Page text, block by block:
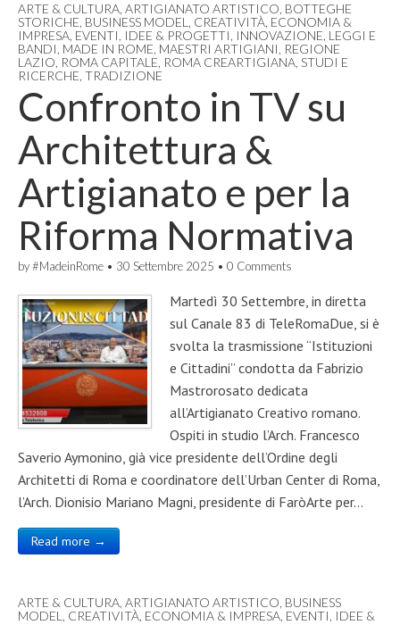
ARTE & CULTURA ARTIGIANATO ARTISTICO BOTTEGHE
STORICHE BUSINESS MODEL CREATIVITÀ ECONOMIA &
IMPRESA EVENTI IDEE & PROGETTI INNOVAZIONE LEGGI E
BANDI MADE IN ROME MAESTRI ARTIGIANI REGIONE
LAZIO ROMA CAPITALE ROMA CREARTIGIANA STUDI E
RICERCHE TRADIZIONE
Confronto in TV su
Architettura &
Artigianato e per la
Riforma Normativa
by#MadeinRome • 30 Settembre 2025 • 0 Comments
Martedì 30 Settembre, in diretta
sul Canale 83 di TeleRomaDue, si è
svolta la trasmissione “Istituzioni
e Cittadini” condotta da Fabrizio
Mastrorosato dedicata
all’Artigianato Creativo romano.
Ospiti in studio l’Arch. Francesco
Saverio Aymonino, già vice presidente dell’Ordine degli
Architetti di Roma e coordinatore dell’Urban Center di Roma,
l’Arch. Dionisio Mariano Magni, presidente di FaròArte per…
Read more →
ARTE & CULTURA ARTIGIANATO ARTISTICO BUSINESS
MODEL
CREATIVITÀ ECONOMIA & IMPRESA EVENTI IDEE &